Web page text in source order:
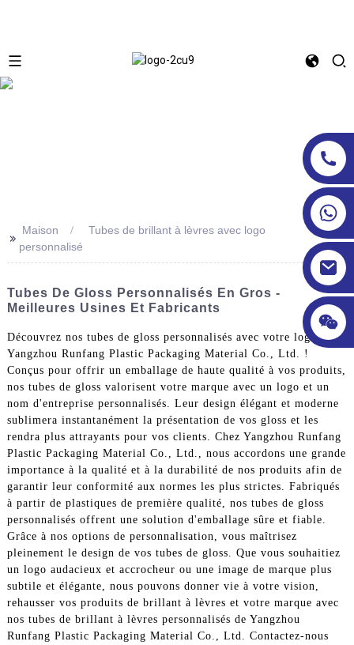
>> Maison
Tubes de brillant à lèvres avec logo
personnalisé
Tubes De Gloss Personnalisés En Gros -
Meilleures Usines Et Fabricants
Découvrez nos tubes de gloss personnalisés avec votre logo de
Yangzhou Runfang Plastic Packaging Material Co., Ltd. !
Conçus pour offrir un emballage de haute qualité à vos produits,
nos tubes de gloss valorisent votre marque avec un logo et un
nom d'entreprise personnalisés. Leur design élégant et moderne
sublimera instantanément la présentation de vos gloss et les
rendra plus attrayants pour vos clients. Chez Yangzhou Runfang
Plastic Packaging Material Co., Ltd., nous accordons une grande
importance à la qualité et à la durabilité de nos produits afin de
garantir leur conformité aux normes les plus strictes. Fabriqués
à partir de plastiques de première qualité, nos tubes de gloss
personnalisés offrent une solution d'emballage sûre et fiable.
Grâce à nos options de personnalisation, vous maîtrisez
pleinement le design de vos tubes de gloss. Que vous souhaitiez
un logo audacieux et accrocheur ou une image de marque plus
subtile et élégante, nous pouvons donner vie à votre vision,
rehausser vos produits de brillant à lèvres et votre marque avec
nos tubes de brillant à lèvres personnalisés de Yangzhou
Runfang Plastic Packaging Material Co., Ltd. Contactez-nous